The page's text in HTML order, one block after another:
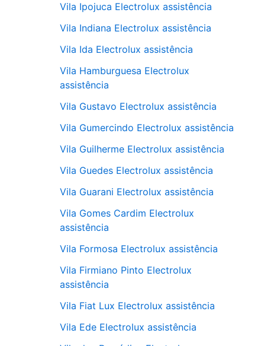
Vila Ipojuca Electrolux assistência
Vila Indiana Electrolux assistência
Vila Ida Electrolux assistência
Vila Hamburguesa Electrolux
assistência
Vila Gustavo Electrolux assistência
Vila Gumercindo Electrolux assistência
Vila Guilherme Electrolux assistência
Vila Guedes Electrolux assistência
Vila Guarani Electrolux assistência
Vila Gomes Cardim Electrolux
assistência
Vila Formosa Electrolux assistência
Vila Firmiano Pinto Electrolux
assistência
Vila Fiat Lux Electrolux assistência
Vila Ede Electrolux assistência